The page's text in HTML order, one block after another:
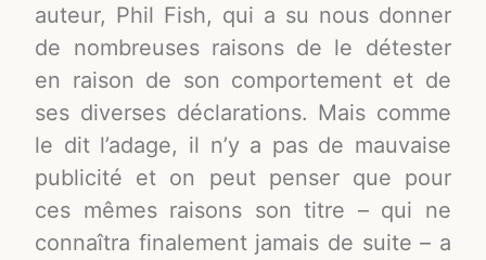
auteur, Phil Fish, qui a su nous donner
de nombreuses raisons de le détester
en raison de son comportement et de
ses diverses déclarations. Mais comme
le dit l’adage, il n’y a pas de mauvaise
publicité et on peut penser que pour
ces mêmes raisons son titre – qui ne
connaîtra finalement jamais de suite – a